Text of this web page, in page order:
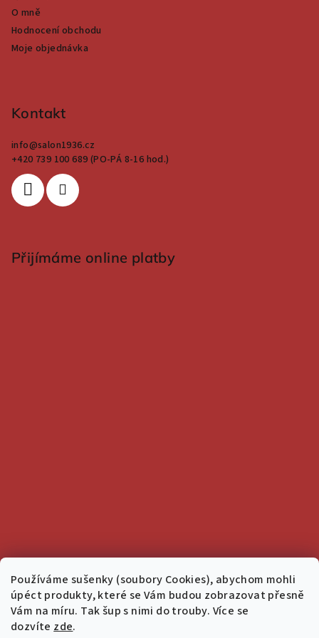
Používáme sušenky (soubory Cookies), abychom mohli
úpéct produkty, které se Vám budou zobrazovat přesně
Vám na míru. Tak šup s nimi do trouby. Více se
dozvíte zde.
O mně
Hodnocení obchodu
Moje objednávka
Kontakt
info@salon1936.cz
+420 739 100 689 (PO-PÁ 8-16 hod.)
Přijímáme online platby